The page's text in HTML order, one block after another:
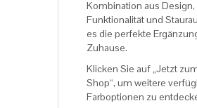
Kombination aus Design,
Funktionalität und
es die perfekte
Zuhause.
Klicken Sie auf „Jetzt
Shop“, um weitere
Farboptionen zu